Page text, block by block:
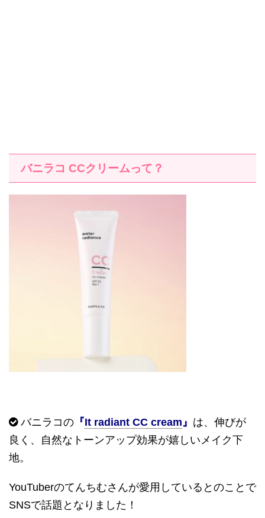
バニラコ CCクリームって？
バニラコの 『It radiant CC cream』 は、伸びが
良く、自然なトーンアップ効果が嬉しいメイク下
地。
YouTuberのてんちむさんが愛用しているとのことで
SNSで話題となりました！